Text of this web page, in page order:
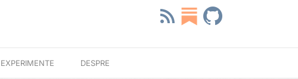
EXPERIMENTE DESPRE